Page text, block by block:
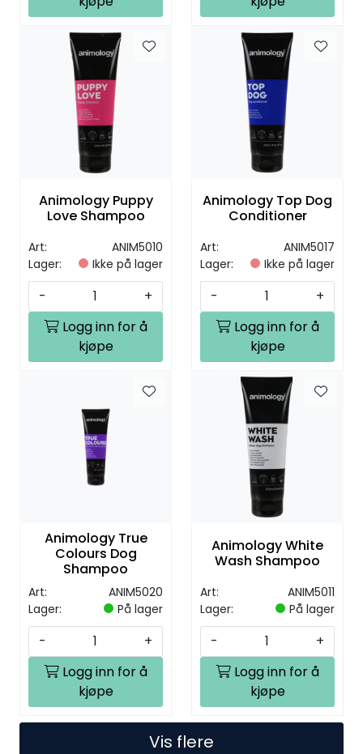
Animology Puppy
Love Shampoo
Art:
ANIM5010
Lager:
Ikke på lager
-
+
Logg inn for å
kjøpe
Animology Top Dog
Conditioner
Art:
ANIM5017
Lager:
Ikke på lager
-
+
Logg inn for å
kjøpe
Animology True
Colours Dog
Shampoo
Art:
ANIM5020
Lager:
På lager
-
+
Logg inn for å
kjøpe
Animology White
Wash Shampoo
Art:
ANIM5011
Lager:
På lager
-
+
Logg inn for å
kjøpe
Vis flere